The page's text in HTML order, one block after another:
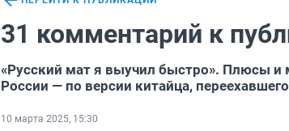
31 комментарий к
«Русский мат я выучил быстро». Плюсы
России — по версии китайца,
10 марта 2025, 15:30